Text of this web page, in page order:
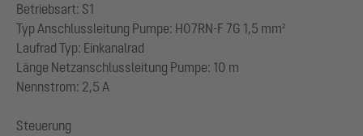
Betriebsart: S1
Typ Anschlussleitung Pumpe: H07RN-F 7G 1,5 mm²
Laufrad Typ: Einkanalrad
Länge Netzanschlussleitung Pumpe: 10 m
Nennstrom: 2,5 A
Steuerung